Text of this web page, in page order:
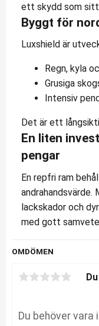
ett skydd som
Byggt för
Luxshield är
Regn, kyla
Grusiga
Intensiv
Det är ett
En liten
pengar
En repfri ram
andrahandsvärde.
lackskador och
med gott
OMDÖMEN
Du